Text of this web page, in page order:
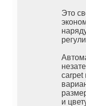
Это
carpet
и